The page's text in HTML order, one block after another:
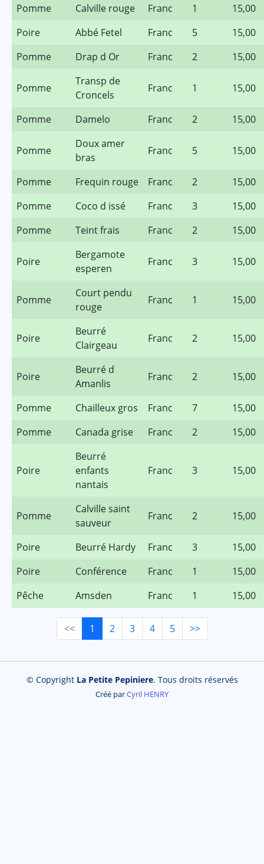
Pomme
Calville rouge Franc 1
15,00
Poire
Abbé Fetel Franc 5
15,00
Pomme
Drap d Or Franc 2 15,00
Pomme
Transp de
Croncels
Franc 1 15,00
Pomme Damelo Franc 2 15,00
Pomme
Doux amer
bras
Franc 5 15,00
Pomme Frequin rouge Franc 2
15,00
Pomme
Coco d issé Franc 3
15,00
Pomme
Teint frais Franc 2 15,00
Poire
Bergamote
esperen
Franc 3 15,00
Pomme
Court pendu
rouge
Franc 1 15,00
Poire
Beurré
Clairgeau
Franc 2 15,00
Poire
Beurré d
Amanlis
Franc 2 15,00
Pomme Chailleux gros Franc 7
15,00
Pomme
Canada grise Franc 2 15,00
Poire
Beurré
enfants
nantais
Franc 3 15,00
Pomme
Calville saint
sauveur
Franc 2 15,00
Poire Beurré Hardy Franc 3
15,00
Poire
Conférence Franc 1
15,00
Pêche
Amsden Franc 1 15,00
<< 1 2 3 4 5 >>
© Copyright La Petite Pepiniere. Tous droits réservés
Créé parCyril HENRY